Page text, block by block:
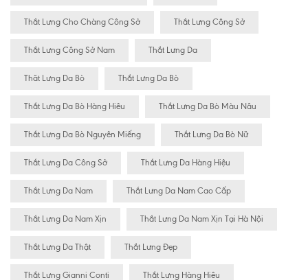
Thắt Lưng Cho Chàng Công Sở Thắt Lưng Công Sở
Thắt Lưng Công Sở Nam Thắt Lưng Da
Thăt Lưng Da Bò Thắt Lưng Da Bò
Thắt Lưng Da Bò Hàng Hiêu Thắt Lưng Da Bò Màu Nâu
Thắt Lưng Da Bò Nguyên Miếng Thắt Lưng Da Bò Nữ
Thắt Lưng Da Công Sở Thắt Lưng Da Hàng Hiệu
Thắt Lưng Da Nam Thắt Lưng Da Nam Cao Cấp
Thắt Lưng Da Nam Xịn Thắt Lưng Da Nam Xịn Tại Hà Nội
Thắt Lưng Da Thật Thắt Lưng Đẹp
Thắt Lưng Gianni Conti Thắt Lưng Hàng Hiêu